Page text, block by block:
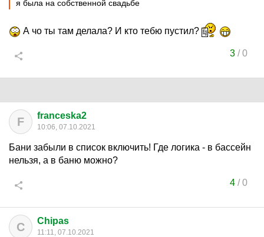
я была на собственной свадьбе
А чо ты там делала? И кто тебю пустил?
3/0
F franceska2
10:06, 07.10.2021
Бани забыли в список включить! Где логика - в бассейн
нельзя, а в баню можно?
4/0
C Chipas
11:11, 07.10.2021